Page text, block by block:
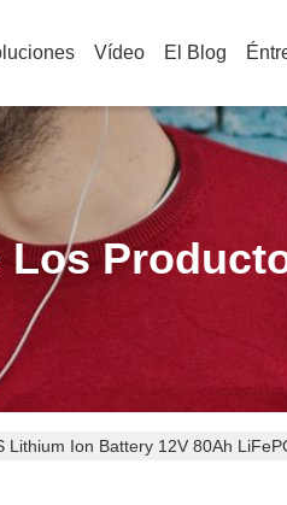
Vídeo El Blog
Los
Lithium Ion Battery 12V 80Ah